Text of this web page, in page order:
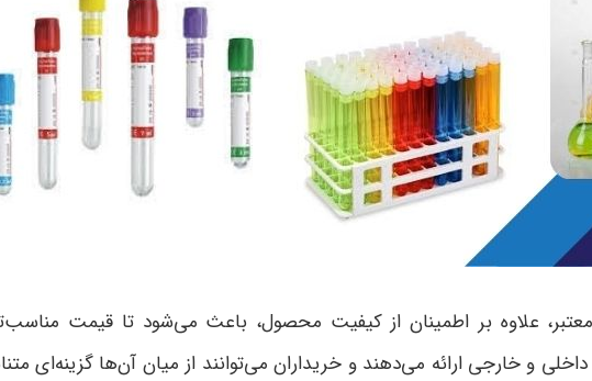
معتبر، علاوه بر اطمینان از کیفیت محصول، باعث می‌شود تا قیمت
و خارجی ارائه می‌دهند و خریداران می‌توانند از میان آن‌ها گزینه‌ای